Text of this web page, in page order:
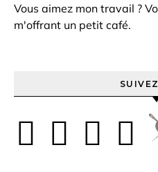
Vous aimez mon travail ?
m'offrant un petit café.